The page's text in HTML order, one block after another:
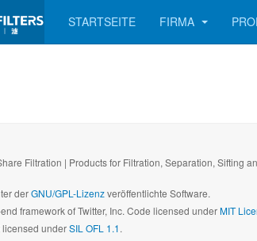
STARTSEITE FIRMA
Filtration | Products for Filtration, Separation, Sifting
derGNU/GPL-Lizenzveröffentlichte Software.
framework of Twitter, Inc. Code licensed underMIT
licensed underSIL OFL 1.1.